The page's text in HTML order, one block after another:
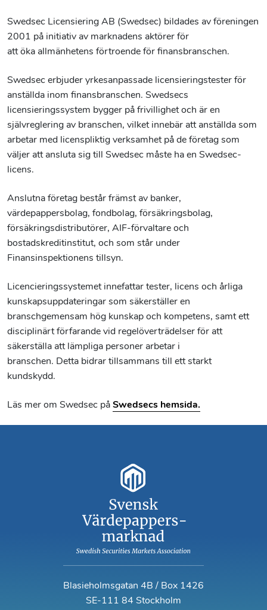
Swedsec Licensiering AB (Swedsec) bildades av föreningen
2001 på initiativ av marknadens aktörer för
att öka allmänhetens förtroende för finansbranschen.
Swedsec erbjuder yrkesanpassade licensieringstester för
anställda inom finansbranschen. Swedsecs
licensieringssystem bygger på frivillighet och är en
självreglering av branschen, vilket innebär att anställda som
arbetar med licenspliktig verksamhet på de företag som
väljer att ansluta sig till Swedsec måste ha en Swedsec-
licens.
Anslutna företag består främst av banker,
värdepappersbolag, fondbolag, försäkringsbolag,
försäkringsdistributörer, AIF-förvaltare och
bostadskreditinstitut, och som står under
Finansinspektionens tillsyn.
Licencieringssystemet innefattar tester, licens och årliga
kunskapsuppdateringar som säkerställer en
branschgemensam hög kunskap och kompetens, samt ett
disciplinärt förfarande vid regelöverträdelser för att
säkerställa att lämpliga personer arbetar i
branschen. Detta bidrar tillsammans till ett starkt
kundskydd.
Läs mer om Swedsec på Swedsecs hemsida.
Blasieholmsgatan 4B / Box 1426
SE-111 84 Stockholm